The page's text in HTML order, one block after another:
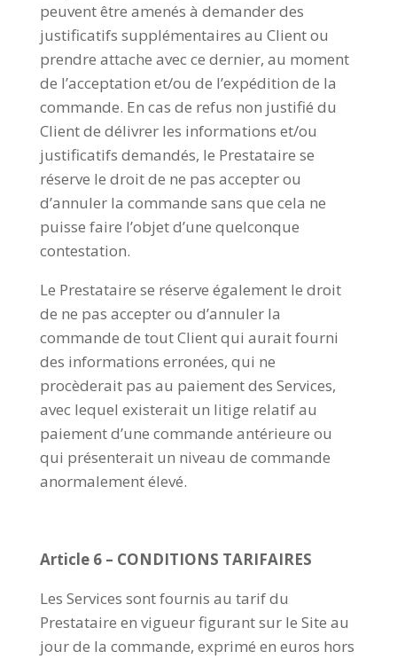
peuvent être amenés à demander des
justificatifs supplémentaires au Client ou
prendre attache avec ce dernier, au moment
de l’acceptation et/ou de l’expédition de la
commande. En cas de refus non justifié du
Client de délivrer les informations et/ou
justificatifs demandés, le Prestataire se
réserve le droit de ne pas accepter ou
d’annuler la commande sans que cela ne
puisse faire l’objet d’une quelconque
contestation.
Le Prestataire se réserve également le droit
de ne pas accepter ou d’annuler la
commande de tout Client qui aurait fourni
des informations erronées, qui ne
procèderait pas au paiement des Services,
avec lequel existerait un litige relatif au
paiement d’une commande antérieure ou
qui présenterait un niveau de commande
anormalement élevé.
Article 6 – CONDITIONS TARIFAIRES
Les Services sont fournis au tarif du
Prestataire en vigueur figurant sur le Site au
jour de la commande, exprimé en euros hors